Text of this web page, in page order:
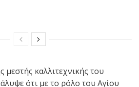
μεστής καλλιτεχνικής του
ότι με το ρόλο του Αγίου